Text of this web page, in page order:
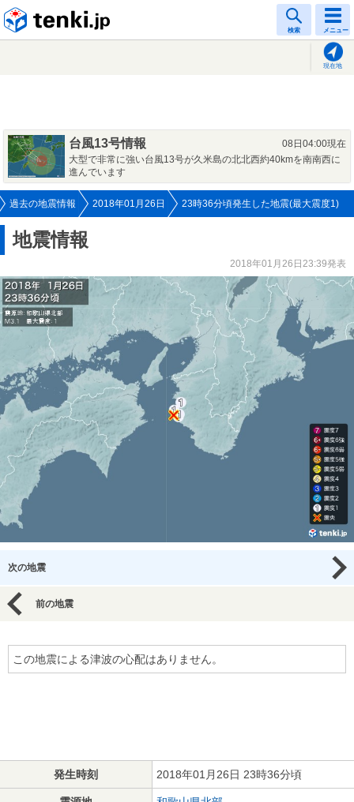
検索 メニュー
現在地
台風13号情報
08日04:00現在
大型で非常に強い台風13号が久米島の北北西約40kmを南南西に
進んでいます
過去の地震情報 2018年01月26日 23時36分頃発生した地震(最大震度1)
地震情報
2018年01月26日23:39発表
次の地震
前の地震
この地震による津波の心配はありません。
発生時刻 2018年01月26日 23時36分頃